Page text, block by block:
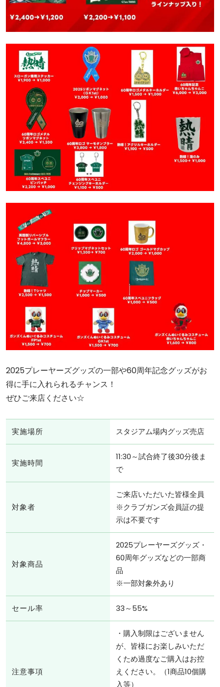
2025プレーヤーズグッズの一部や60周年記念グッズがお
得に手に入れられるチャンス！
ぜひご来店ください☆
実施場所 スタジアム場内グッズ売店
実施時間
11:30～試合終了後30分後ま
で
対象者
ご来店いただいた皆様全員
※クラブガンズ会員証の提
示は不要です
対象商品
2025プレーヤーズグッズ・
60周年グッズなどの一部商
品
※一部対象外あり
セール率 33～55%
注意事項
・購入制限はございません
が、皆様にお楽しみいただ
くため過度なご購入はお控
えください。（1商品10個購
入等）